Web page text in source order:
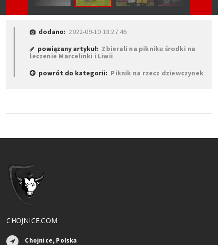
dodano: 2022-09-10 18:27:46
powiązany artykuł: Zbierali na pikniku środki na
leczenie Marcelinki i Liwii
powrót do kategorii: Piknik na rzecz dziewczynek
CHOJNICE.COM
Chojnice, Polska